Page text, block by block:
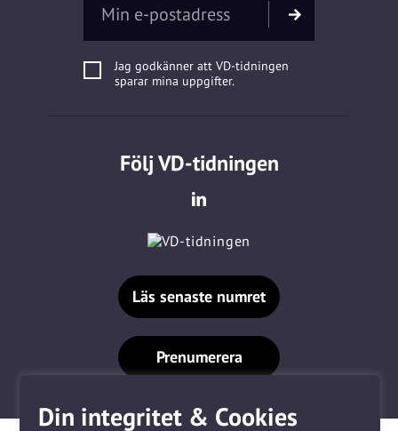
Din integritet & Cookies
Jag godkänner att VD-tidningen
sparar mina uppgifter.
Följ VD-tidningen
Läs senaste numret
Prenumerera